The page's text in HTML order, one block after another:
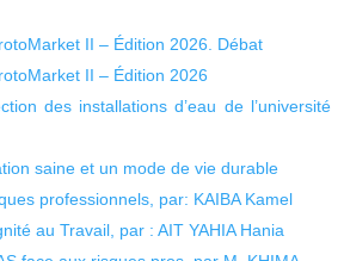
II – Édition 2026. Débat
II – Édition 2026
des installations d’eau de l’université
saine et un mode de vie durable
professionnels, par: KAIBA Kamel
au Travail, par : AIT YAHIA Hania